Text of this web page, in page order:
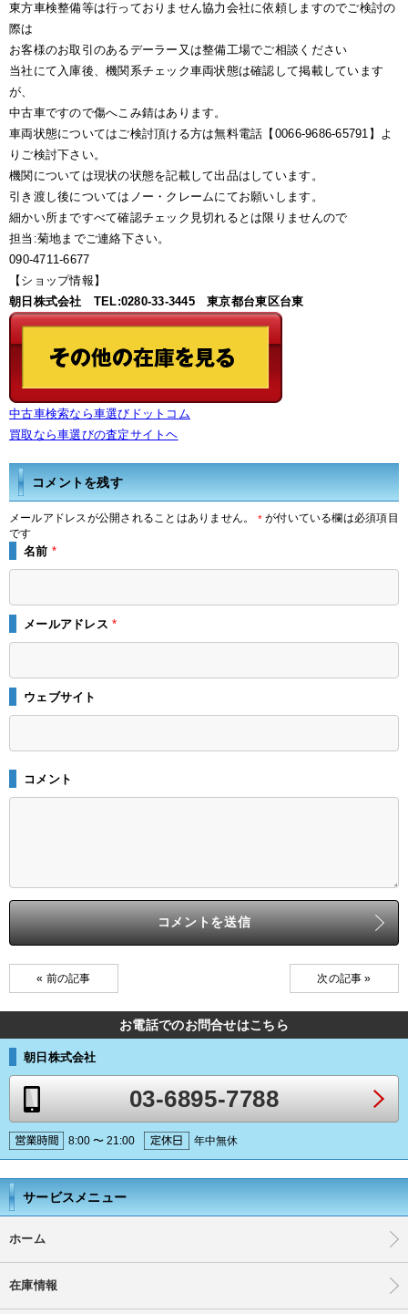
東方車検整備等は行っておりません協力会社に依頼しますのでご検討の
際は
お客様のお取引のあるデーラー又は整備工場でご相談ください
当社にて入庫後、機関系チェック車両状態は確認して掲載しています
が、
中古車ですので傷へこみ錆はあります。
車両状態についてはご検討頂ける方は無料電話【0066-9686-65791】よ
りご検討下さい。
機関については現状の状態を記載して出品はしています。
引き渡し後についてはノー・クレームにてお願いします。
細かい所まですべて確認チェック見切れるとは限りませんので
担当:菊地までご連絡下さい。
090-4711-6677
【ショップ情報】
朝日株式会社 TEL:0280-33-3445 東京都台東区台東
中古車検索なら車選びドットコム
買取なら車選びの査定サイトヘ
コメントを残す
メールアドレスが公開されることはありません。 *が付いている欄は必須項目
です
名前 *
メールアドレス*
ウェブサイト
コメント
« 前の記事 次の記事 »
お電話でのお問合せはこちら
朝日株式会社
03-6895-7788
8:00 〜 21:00 年中無休
サービスメニュー
ホーム
在庫情報